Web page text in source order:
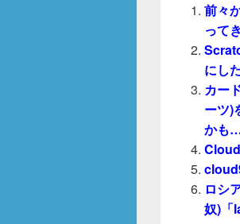
前々
って
にし
カー
ーツ)
かも…
ロシ
奴)「